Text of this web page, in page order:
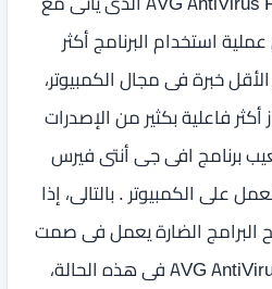
استخدام البرنامج أكثر
خبرة فى مجال الكمبيوتر،
فاعلية بكثير من الإصدرات
برنامج افى جى أنتى فيرس
على الكمبيوتر . بالتالى، إذا
البرامج الضارة يعمل فى صمت
فلا ينصح باستخدام AVG AntiVirus Free فى هذه الحالة،